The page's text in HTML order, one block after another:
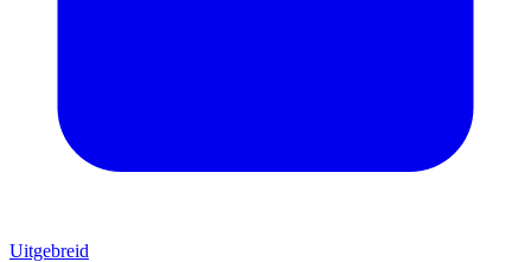
Uitgebreid